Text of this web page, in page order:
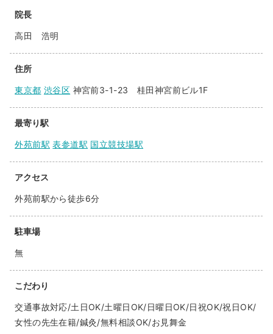
院長
高田 浩明
住所
東京都 渋谷区 神宮前3-1-23 桂田神宮前ビル1F
最寄り駅
外苑前駅 表参道駅 国立競技場駅
アクセス
外苑前駅から徒歩6分
駐車場
無
こだわり
交通事故対応/土日OK/土曜日OK/日曜日OK/日祝OK/祝日OK/
女性の先生在籍/鍼灸/無料相談OK/お見舞金